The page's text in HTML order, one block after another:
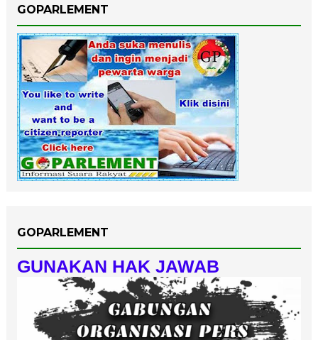
GOPARLEMENT
GOPARLEMENT
GUNAKAN HAK JAWAB